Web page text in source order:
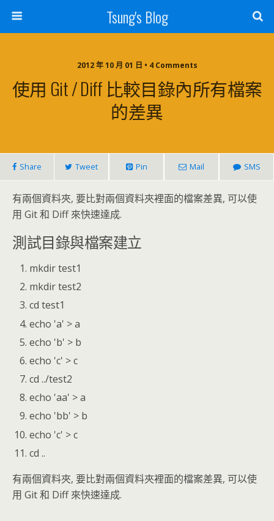
Tsung's Blog
2012 年 10 月 01 日 • 4 Comments
使用 Git / Diff 比較目錄內所有檔案
的差異
Share Tweet Pin Mail SMS
有兩個資料夾, 要比對兩個資料夾裡面的檔案差異, 可以使
用 Git 和 Diff 來快速達成.
測試目錄與檔案建立
mkdir test1
mkdir test2
cd test1
echo 'a' > a
echo 'b' > b
echo 'c' > c
cd ../test2
echo 'aa' > a
echo 'bb' > b
echo 'c' > c
cd ..
有兩個資料夾, 要比對兩個資料夾裡面的檔案差異, 可以使
用 Git 和 Diff 來快速達成.